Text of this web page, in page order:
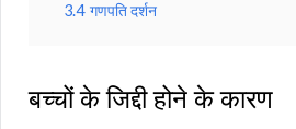
3.4 गणपति दर्शन
बच्चों के जिद्दी होने के कारण